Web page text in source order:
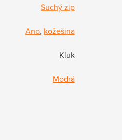
Suchý zip
Ano, kožešina
Kluk
Modrá